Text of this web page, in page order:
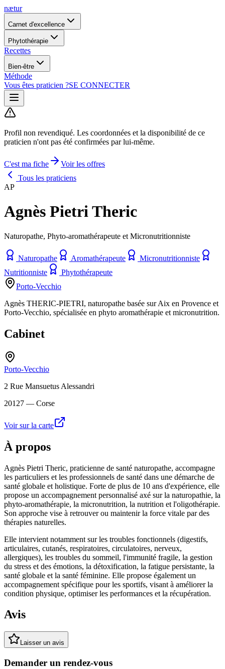
nætur
Carnet d'excellence
Phytothérapie
Recettes
Bien-être
Méthode
Vous êtes praticien ?SE CONNECTER
Profil non revendiqué. Les coordonnées et la disponibilité de ce
praticien n'ont pas été confirmées par lui-même.
C'est ma fiche
Voir les offres
Tous les praticiens
AP
Agnès Pietri Theric
Naturopathe, Phyto-aromathérapeute et Micronutritionniste
Naturopathe Aromathérapeute
Micronutritionniste
Nutritionniste
Phytothérapeute
Porto-Vecchio
Agnès THERIC-PIETRI, naturopathe basée sur Aix en Provence et
Porto-Vecchio, spécialisée en phyto aromathérapie et micronutrition.
Cabinet
Porto-Vecchio
2 Rue Mansuetus Alessandri
20127 — Corse
Voir sur la carte
À propos
Agnès Pietri Theric, praticienne de santé naturopathe, accompagne
les particuliers et les professionnels de santé dans une démarche de
santé globale et holistique. Forte de plus de 10 ans d'expérience, elle
propose un accompagnement personnalisé axé sur la naturopathie, la
phyto-aromathérapie, la micronutrition, la nutrition et l'oligothérapie.
Son approche vise à retrouver ou maintenir la force vitale par des
thérapies naturelles.
Elle intervient notamment sur les troubles fonctionnels (digestifs,
articulaires, cutanés, respiratoires, circulatoires, nerveux,
allergiques), les troubles du sommeil, l'immunité fragile, la gestion
du stress et des émotions, la détoxification, la fatigue persistante, la
santé globale et la santé féminine. Elle propose également un
accompagnement spécifique pour les sportifs, visant à améliorer la
condition physique, optimiser les performances et la récupération.
Avis
Laisser un avis
Demander un rendez-vous